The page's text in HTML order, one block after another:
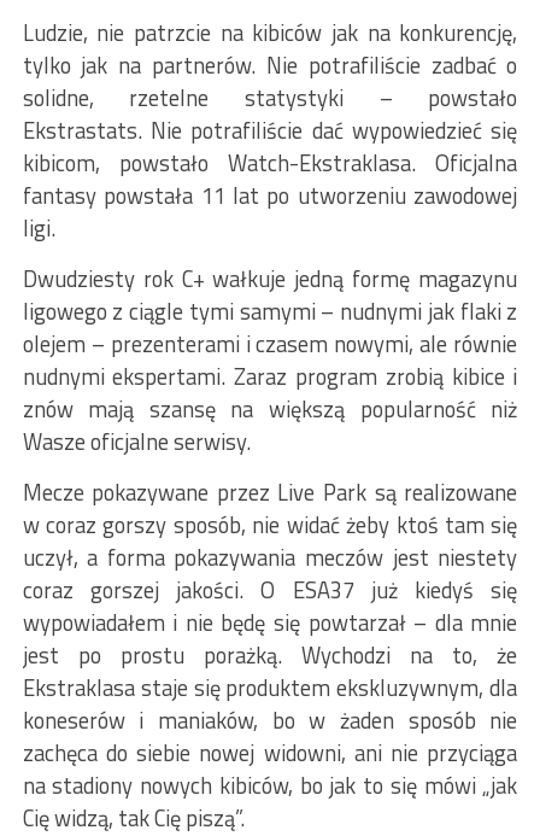
Ludzie, nie patrzcie na kibiców jak na konkurencję,
tylko jak na partnerów. Nie potrafiliście zadbać o
solidne, rzetelne statystyki – powstało
Ekstrastats. Nie potrafiliście dać wypowiedzieć się
kibicom, powstało Watch-Ekstraklasa. Oficjalna
fantasy powstała 11 lat po utworzeniu zawodowej
ligi.
Dwudziesty rok C+ wałkuje jedną formę magazynu
ligowego z ciągle tymi samymi – nudnymi jak flaki z
olejem – prezenterami i czasem nowymi, ale równie
nudnymi ekspertami. Zaraz program zrobią kibice i
znów mają szansę na większą popularność niż
Wasze oficjalne serwisy.
Mecze pokazywane przez Live Park są realizowane
w coraz gorszy sposób, nie widać żeby ktoś tam się
uczył, a forma pokazywania meczów jest niestety
coraz gorszej jakości. O ESA37 już kiedyś się
wypowiadałem i nie będę się powtarzał – dla mnie
jest po prostu porażką. Wychodzi na to, że
Ekstraklasa staje się produktem ekskluzywnym, dla
koneserów i maniaków, bo w żaden sposób nie
zachęca do siebie nowej widowni, ani nie przyciąga
na stadiony nowych kibiców, bo jak to się mówi „jak
Cię widzą, tak Cię piszą”.